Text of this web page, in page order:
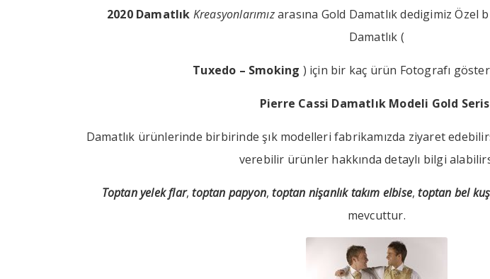
2020 Damatlık Kreasyonlarımızarasına Gold Damatlık dedigimiz Özel
Damatlık (
Tuxedo – Smoking ) için bir kaç ürün Fotografı
Pierre Cassi Damatlık Modeli Gold
Damatlık ürünlerinde birbirinde şık modelleri fabrikamızda ziyaret
verebilir ürünler hakkında detaylı bilgi
Toptan yelek flar,toptan papyon,toptan nişanlık takım elbise,toptan bel
mevcuttur.